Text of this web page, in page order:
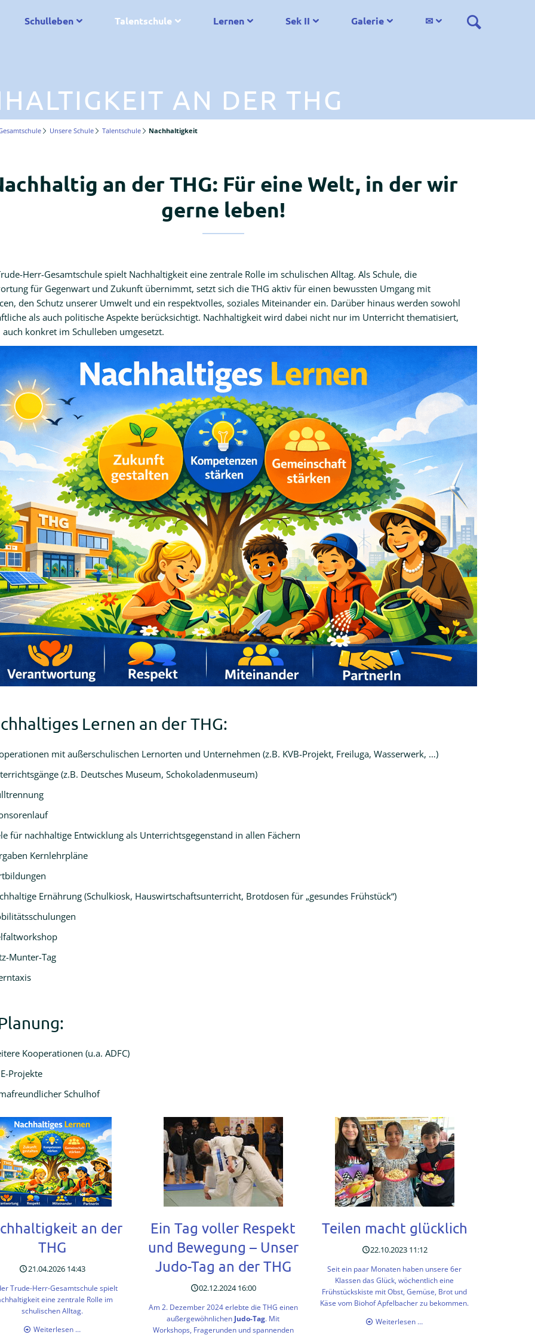
Schulleben Talentschule Lernen Sek II Galerie ✉
AN DER THG
Unsere Schule Talentschule Nachhaltigkeit
an der THG: Für eine Welt, in der wir
gerne leben!
Herr-Gesamtschule spielt Nachhaltigkeit eine zentrale Rolle im schulischen Alltag. Als Schule, die
für Gegenwart und Zukunft übernimmt, setzt sich die THG aktiv für einen bewussten Umgang mit
den Schutz unserer Umwelt und ein respektvolles, soziales Miteinander ein. Darüber hinaus werden sowohl
als auch politische Aspekte berücksichtigt. Nachhaltigkeit wird dabei nicht nur im Unterricht thematisiert,
konkret im Schulleben umgesetzt.
Lernen an der THG:
mit außerschulischen Lernorten und Unternehmen (z.B. KVB-Projekt, Freiluga, Wasserwerk, …)
(z.B. Deutsches Museum, Schokoladenmuseum)
für nachhaltige Entwicklung als Unterrichtsgegenstand in allen Fächern
Kernlehrpläne
Ernährung (Schulkiosk, Hauswirtschaftsunterricht, Brotdosen für „gesundes Frühstück“)
Munter-Tag
Kooperationen (u.a. ADFC)
Projekte
Schulhof
an der
THG
21.04.2026 14:43
Trude-Herr-Gesamtschule spielt
eine zentrale Rolle im
schulischen Alltag.
Weiterlesen …Nachhaltigkeit
Ein Tag voller Respekt
und Bewegung – Unser
Judo-Tag an der THG
02.12.2024 16:00
Am 2. Dezember 2024 erlebte die THG einen
außergewöhnlichen Judo-Tag. Mit
Workshops, Fragerunden und spannenden
Teilen macht glücklich
22.10.2023 11:12
Seit ein paar Monaten haben unsere 6er
Klassen das Glück, wöchentlich eine
Frühstückskiste mit Obst, Gemüse, Brot und
Käse vom Biohof Apfelbacher zu bekommen.
Weiterlesen …Teilen